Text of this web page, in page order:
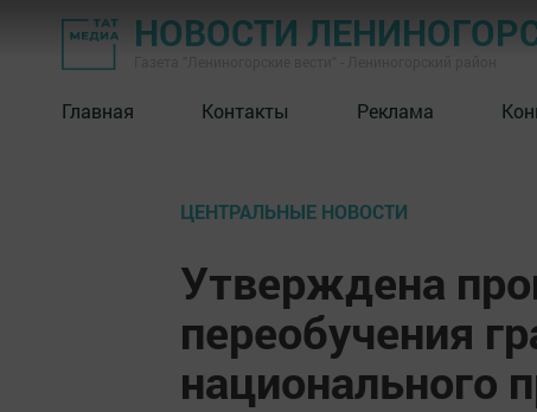
НОВОСТИ
Главная Контакты Реклама
ЦЕНТРАЛЬНЫЕ НОВОСТИ
Утверждена
переобучения
национального